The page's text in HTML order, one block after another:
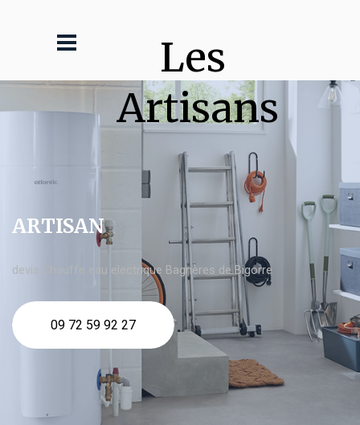
Les
Artisans
ARTISAN
devis Chauffe eau electrique Bagnères de Bigorre
09 72 59 92 27